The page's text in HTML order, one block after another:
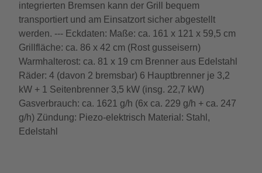
integrierten Bremsen kann der Grill bequem
transportiert und am Einsatzort sicher abgestellt
werden. --- Eckdaten: Maße: ca. 161 x 121 x 59,5 cm
Grillfläche: ca. 86 x 42 cm (Rost gusseisern)
Warmhalterost: ca. 81 x 19 cm Brenner aus Edelstahl
Räder: 4 (davon 2 bremsbar) 6 Hauptbrenner je 3,2
kW + 1 Seitenbrenner 3,5 kW (insg. 22,7 kW)
Gasverbrauch: ca. 1621 g/h (6x ca. 229 g/h + ca. 247
g/h) Zündung: Piezo-elektrisch Material: Stahl,
Edelstahl